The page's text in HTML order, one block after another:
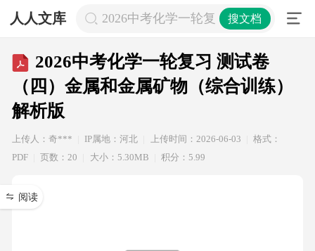
人人文库 2026中考化学一轮复习 测试卷（四
搜文档
2026中考化学一轮复习 测试卷
（四）金属和金属矿物（综合训练）
解析版
上传人：奇*** IP属地：河北 上传时间：2026-06-03
格式：
PDF
页数：20 大小：5.30MB 积分：5.99
阅读